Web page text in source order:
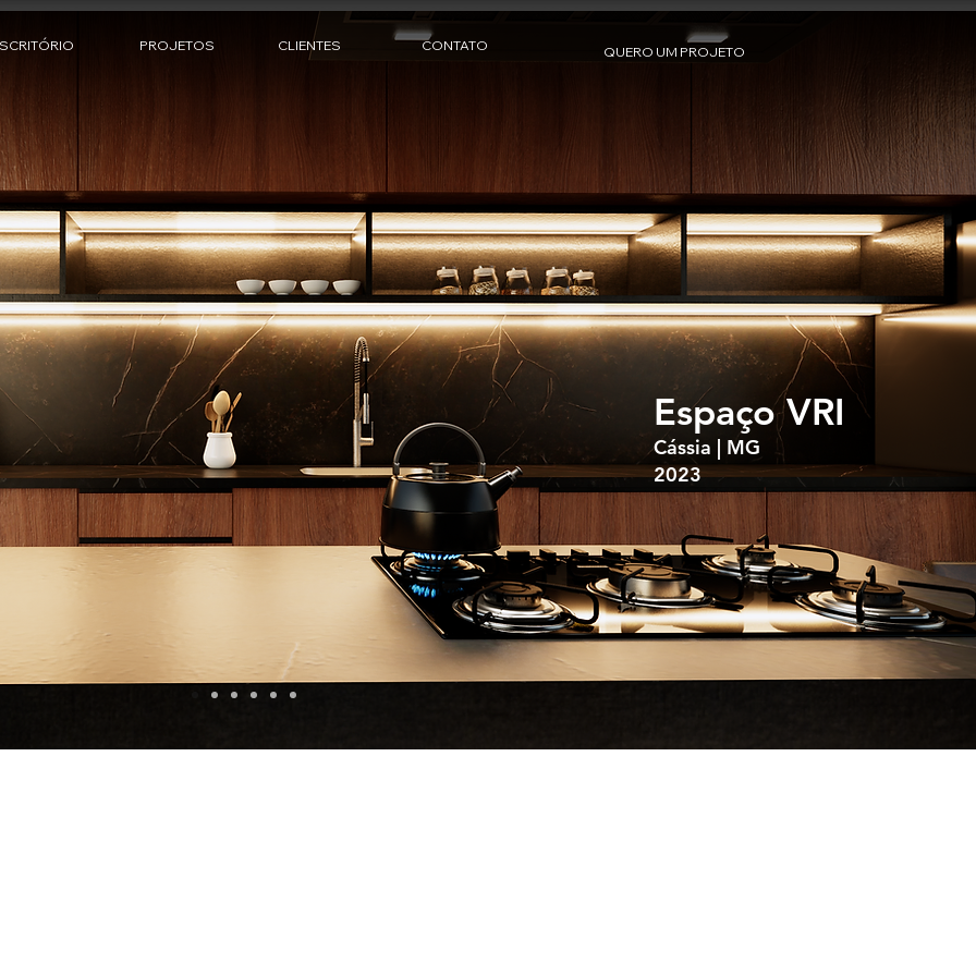
PROJETOS CLIENTES CONTATO QUERO UM PROJETO
Espaço VRI
Cássia | MG
2023